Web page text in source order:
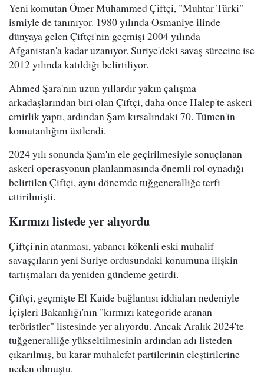
Yeni komutan Ömer Muhammed Çiftçi, "Muhtar Türki"
ismiyle de tanınıyor. 1980 yılında Osmaniye ilinde
dünyaya gelen Çiftçi'nin geçmişi 2004 yılında
Afganistan'a kadar uzanıyor. Suriye'deki savaş sürecine ise
2012 yılında katıldığı belirtiliyor.
Ahmed Şara'nın uzun yıllardır yakın çalışma
arkadaşlarından biri olan Çiftçi, daha önce Halep'te askeri
emirlik yaptı, ardından Şam kırsalındaki 70. Tümen'in
komutanlığını üstlendi.
2024 yılı sonunda Şam'ın ele geçirilmesiyle sonuçlanan
askeri operasyonun planlanmasında önemli rol oynadığı
belirtilen Çiftçi, aynı dönemde tuğgeneralliğe terfi
ettirilmişti.
Kırmızı listede yer alıyordu
Çiftçi'nin atanması, yabancı kökenli eski muhalif
savaşçıların yeni Suriye ordusundaki konumuna ilişkin
tartışmaları da yeniden gündeme getirdi.
Çiftçi, geçmişte El Kaide bağlantısı iddiaları nedeniyle
İçişleri Bakanlığı'nın "kırmızı kategoride aranan
teröristler" listesinde yer alıyordu. Ancak Aralık 2024'te
tuğgeneralliğe yükseltilmesinin ardından adı listeden
çıkarılmış, bu karar muhalefet partilerinin eleştirilerine
neden olmuştu.